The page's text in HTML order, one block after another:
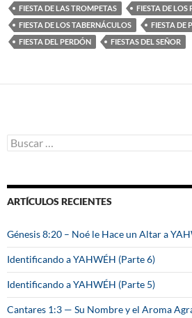
FIESTA DE LAS TROMPETAS
FIESTA DE LOS
FIESTA DE LOS TABERNÁCULOS
FIESTA DE
FIESTA DEL PERDÓN
FIESTAS DEL SEÑOR
B
u
a
r
ARTÍCULOS RECIENTES
Génesis 8:20 – Noé le Hace un Altar a
Identificando a YAHWÉH (Parte 6)
Identificando a YAHWÉH (Parte 5)
Cantares 1:3 — Su Nombre y el Aroma